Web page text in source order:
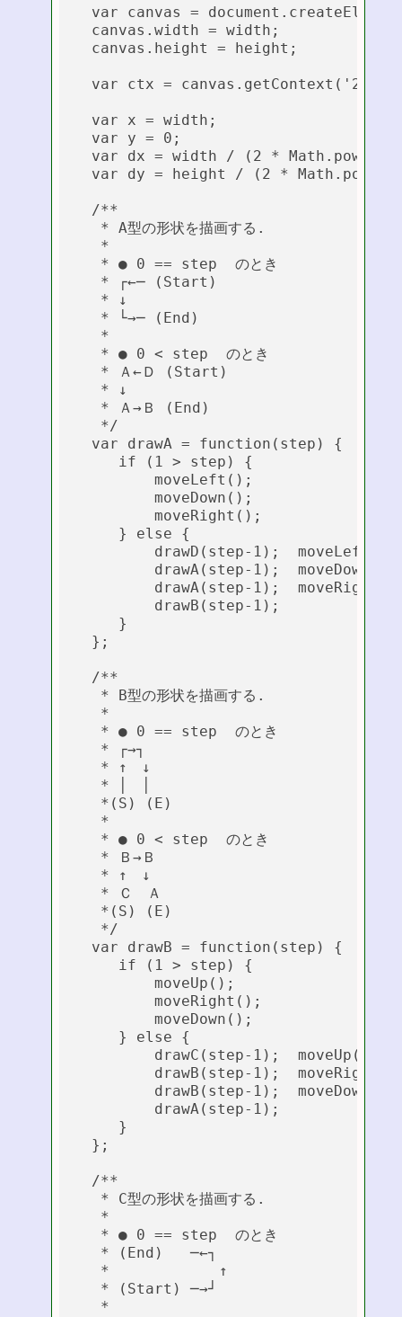
var canvas =
  canvas.width = width;
  canvas.height = height;
  var ctx = canvas.getContext('2d');
  var x = width;
  var y = 0;
var dx = width / (2 * Math.pow(2,
var dy = height / (2 *
  /**
   * A型の形状を描画する.
   *
   * ● 0 == step  のとき
   * ┌←─ (Start)
   * ↓
   * └→─ (End)
   *
   * ● 0 < step  のとき
   * Ａ←Ｄ (Start)
   * ↓
   * Ａ→Ｂ (End)
   */
  var drawA = function(step) {
     if (1 > step) {
         moveLeft();
         moveDown();
         moveRight();
     } else {
         drawD(step-1);  moveLeft();
         drawA(step-1);  moveDown();
drawA(step-1);
         drawB(step-1);
     }
  };
  /**
   * B型の形状を描画する.
   *
   * ● 0 == step  のとき
   * ┌→┐
   * ↑　↓
   * │　│
   *(S) (E)
   *
   * ● 0 < step  のとき
   * Ｂ→Ｂ
   * ↑　↓
   * Ｃ　Ａ
   *(S) (E)
   */
  var drawB = function(step) {
     if (1 > step) {
         moveUp();
         moveRight();
         moveDown();
     } else {
         drawC(step-1);  moveUp();
drawB(step-1);
         drawB(step-1);  moveDown();
         drawA(step-1);
     }
  };
  /**
   * C型の形状を描画する.
   *
   * ● 0 == step  のとき
   * (End)   ─←┐
   *         　　↑
   * (Start) ─→┘
   *